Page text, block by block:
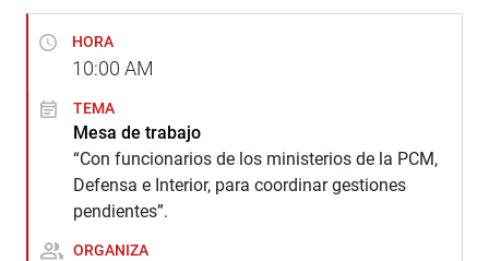
HORA
10:00 AM
TEMA
Mesa de trabajo
“Con funcionarios de los ministerios de la PCM,
Defensa e Interior, para coordinar gestiones
pendientes”.
ORGANIZA